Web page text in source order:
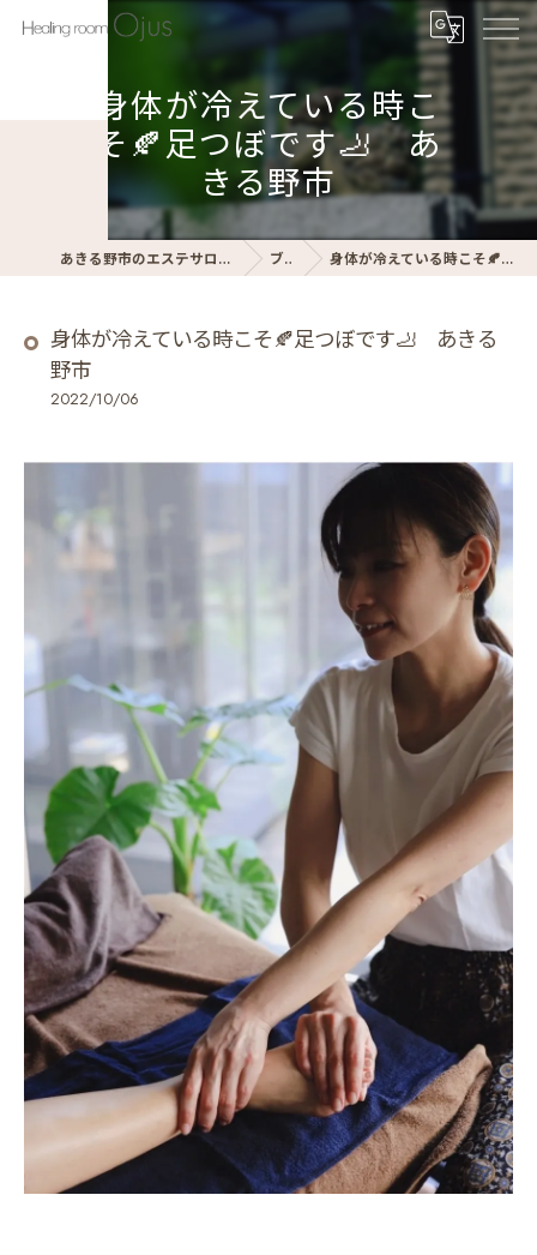
身体が冷えている時こ
そ🍂足つぼです🦶 あ
きる野市
あきる野市のエステサロンならHealing room Ojus ブログ 身体が冷えている時こそ🍂足つぼです🦶 あきる野市
身体が冷えている時こそ🍂足つぼです🦶 あきる
野市
2022/10/06